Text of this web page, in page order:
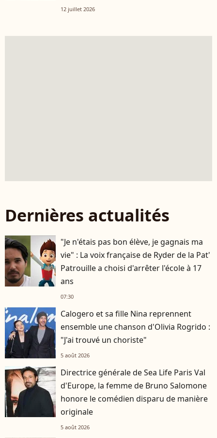
12 juillet 2026
Dernières actualités
"Je n'étais pas bon élève, je gagnais ma
vie" : La voix française de Ryder de la Pat'
Patrouille a choisi d'arrêter l'école à 17
ans
07:30
Calogero et sa fille Nina reprennent
ensemble une chanson d'Olivia Rogrido :
"J'ai trouvé un choriste"
5 août 2026
Directrice générale de Sea Life Paris Val
d'Europe, la femme de Bruno Salomone
honore le comédien disparu de manière
originale
5 août 2026